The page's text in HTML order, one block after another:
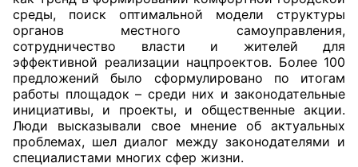
Комиссии
Экспертный совет ОП КО
Совет ОП КО
Общественный штаб
Члены ОП КО
среды, поиск оптимальной модели структуры
органов местного самоуправления,
сотрудничество власти и жителей для
эффективной реализации нацпроектов. Более 100
предложений было сформулировано по итогам
работы площадок – среди них и законодательные
инициативы, и проекты, и общественные акции.
Люди высказывали свое мнение об актуальных
проблемах, шел диалог между законодателями и
специалистами многих сфер жизни.